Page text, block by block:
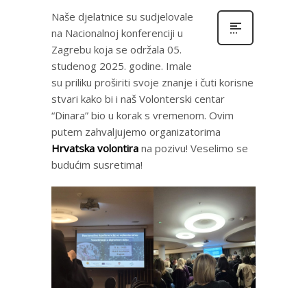
Naše djelatnice su sudjelovale
na Nacionalnoj konferenciji u
Zagrebu koja se održala 05.
studenog 2025. godine. Imale
su priliku proširiti svoje znanje i čuti korisne
stvari kako bi i naš Volonterski centar
“Dinara” bio u korak s vremenom. Ovim
putem zahvaljujemo organizatorima
Hrvatska volontira na pozivu! Veselimo se
budućim susretima!